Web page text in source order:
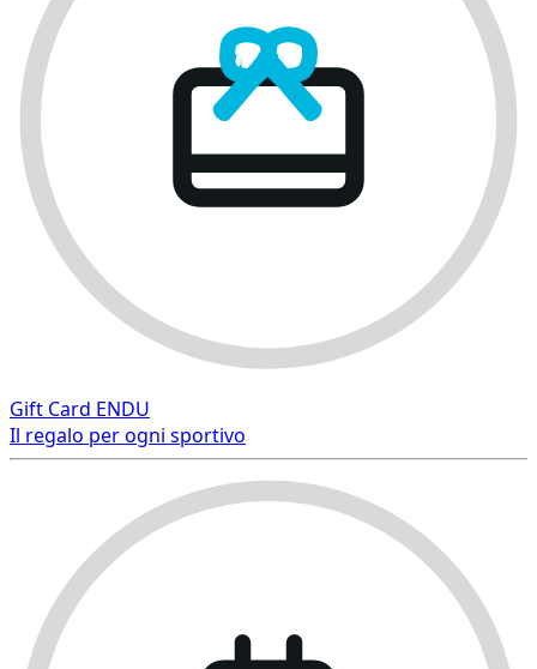
Gift Card ENDU
Il regalo per ogni sportivo